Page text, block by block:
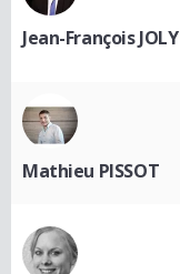
Jean-François JOLY
Mathieu PISSOT